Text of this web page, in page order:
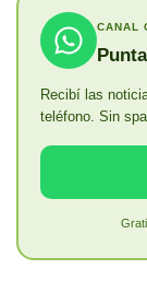
CANAL
Recibí las
teléfono. Sin